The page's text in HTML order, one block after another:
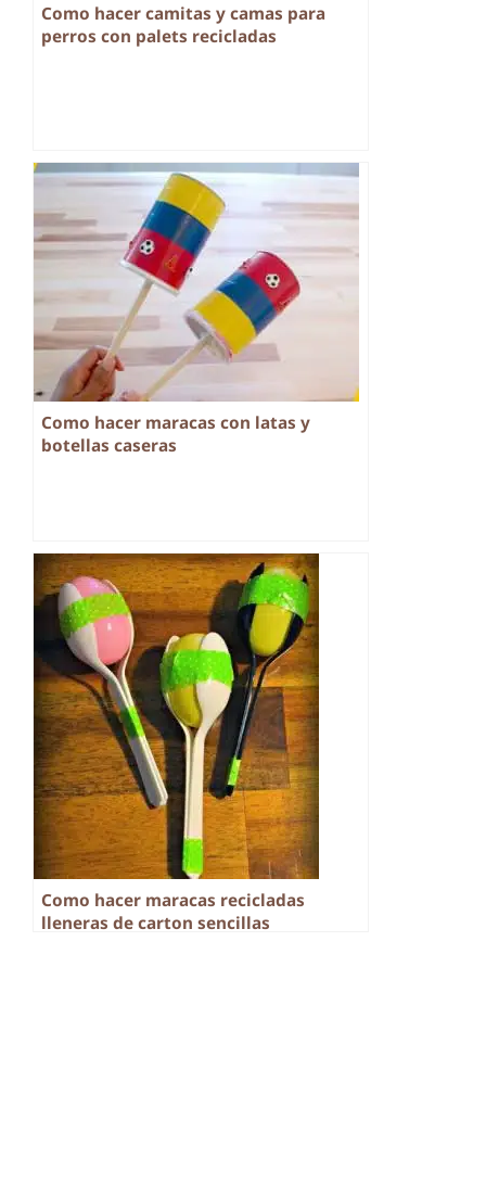
Como hacer camitas y camas para
perros con palets recicladas
Como hacer maracas con latas y
botellas caseras
Como hacer maracas recicladas
lleneras de carton sencillas